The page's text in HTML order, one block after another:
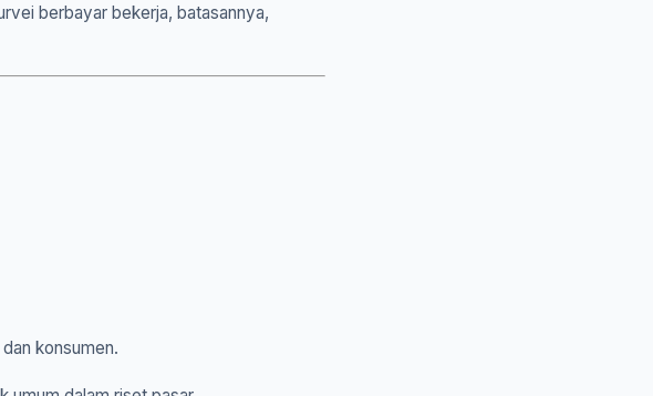
berbayar bekerja, batasannya,
konsumen.